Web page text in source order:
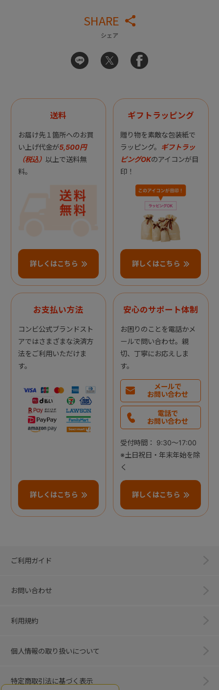
SHARE
シェア
送料
お届け先１箇所へのお買
い上げ代金が5,500円
（税込） 以上で送料無
料。
詳しくはこちら
ギフトラッピング
贈り物を素敵な包装紙で
ラッピング。 ギフトラッ
ピングOKのアイコンが目
印！
詳しくはこちら
お支払い方法
コンビ公式ブランドスト
アではさまざまな決済方
法をご利用いただけま
す。
詳しくはこちら
安心のサポート体制
お困りのことを電話かメ
ールで問い合わせ。親
切、丁寧にお応えしま
す。
メールで
お問い合わせ
電話で
お問い合わせ
受付時間： 9:30～17:00
※土日祝日・年末年始を除
く
詳しくはこちら
ご利用ガイド
お問い合わせ
利用規約
個人情報の取り扱いについて
特定商取引法に基づく表示